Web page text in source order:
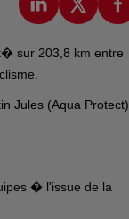
sur 203,8 km entre
Jules (Aqua Protect)
� l'issue de la